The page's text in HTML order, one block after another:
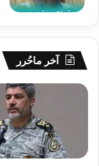
آخر ماحُرر